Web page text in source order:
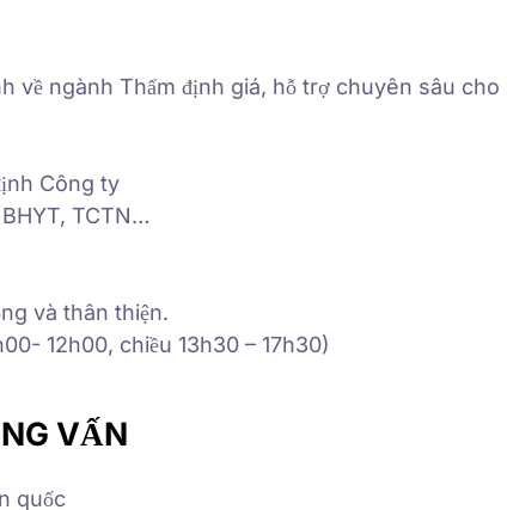
về ngành Thẩm định giá, hỗ trợ chuyên sâu cho
Công ty
TCTN…
và thân thiện.
12h00, chiều 13h30 – 17h30)
VẤN
quốc